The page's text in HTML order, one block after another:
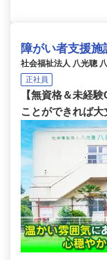
障がい者支援
社会福祉法人 八光聰
正社員
【無資格＆未経
ことができれば